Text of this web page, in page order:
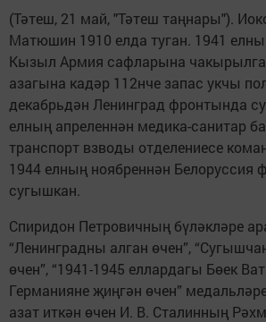
(Тәтеш, 21 май, "Тәтеш таңнары").
Матюшин 1910 елда туган. 1941
Кызыл Армия сафларына
азагына кадәр 112нче запас укчы
декабрьдән Ленинград фронтында
елның апреленнән медика-санитар
транспорт взводы отделение­се
1944 елның ноябреннән Белоруссия
сугышкан.
Спиридон Петровичның бүләкләре
“Ленинградны алган өчен”,
өчен”, “1941-1945 еллардагы Бөек
Германияне җиңгән өчен”
азат иткән өчен И. В. Сталинның